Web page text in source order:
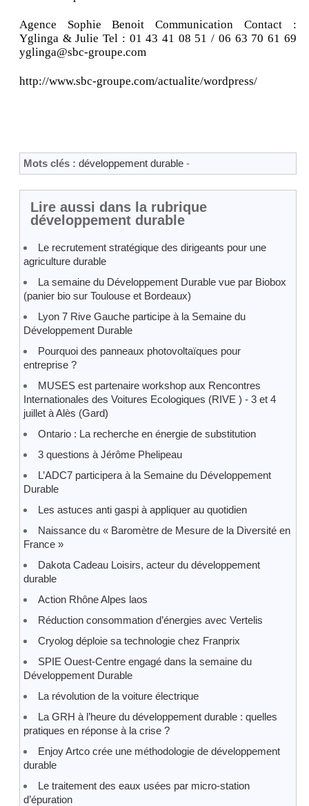
Agence Sophie Benoit Communication Contact :
Yglinga & Julie Tel : 01 43 41 08 51 / 06 63 70 61 69
yglinga@sbc-groupe.com
http://www.sbc-groupe.com/actualite/wordpress/
Mots clés : développement durable -
Lire aussi dans la rubrique
développement durable
Le recrutement stratégique des dirigeants pour une
agriculture durable
La semaine du Développement Durable vue par Biobox
(panier bio sur Toulouse et Bordeaux)
Lyon 7 Rive Gauche participe à la Semaine du
Développement Durable
Pourquoi des panneaux photovoltaïques pour
entreprise ?
MUSES est partenaire workshop aux Rencontres
Internationales des Voitures Ecologiques (RIVE ) - 3 et 4
juillet à Alès (Gard)
Ontario : La recherche en énergie de substitution
3 questions à Jérôme Phelipeau
L’ADC7 participera à la Semaine du Développement
Durable
Les astuces anti gaspi à appliquer au quotidien
Naissance du « Baromètre de Mesure de la Diversité en
France »
Dakota Cadeau Loisirs, acteur du développement
durable
Action Rhône Alpes laos
Réduction consommation d’énergies avec Vertelis
Cryolog déploie sa technologie chez Franprix
SPIE Ouest-Centre engagé dans la semaine du
Développement Durable
La révolution de la voiture électrique
La GRH à l’heure du développement durable : quelles
pratiques en réponse à la crise ?
Enjoy Artco crée une méthodologie de développement
durable
Le traitement des eaux usées par micro-station
d’épuration